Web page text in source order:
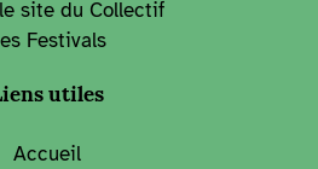
site du Collectif
Festivals
utiles
Accueil